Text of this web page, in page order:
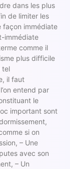
dans les plus
de limiter les
façon immédiate
immédiate
comme il
plus difficile
tel
il faut
entend par
le
important sont
si on
– Une
avec son
– Un